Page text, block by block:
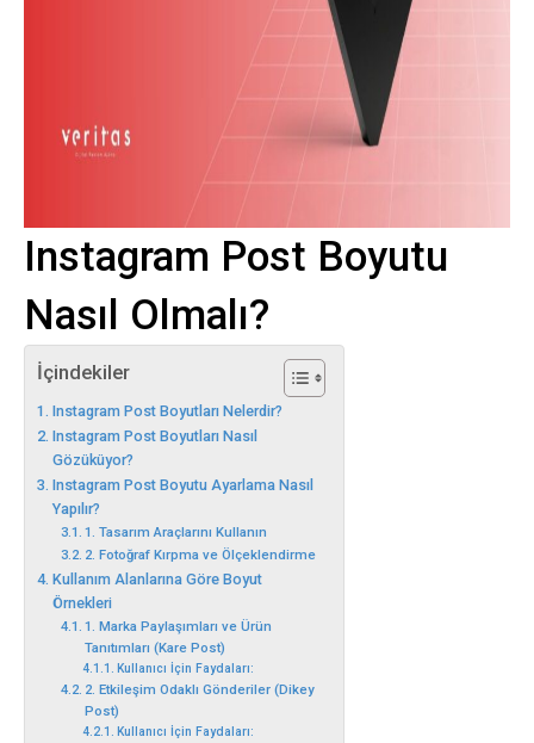
Instagram Post Boyutu
Nasıl Olmalı?
İçindekiler
Instagram Post Boyutları Nelerdir?
Instagram Post Boyutları Nasıl
Gözüküyor?
Instagram Post Boyutu Ayarlama Nasıl
Yapılır?
1. Tasarım Araçlarını Kullanın
2. Fotoğraf Kırpma ve Ölçeklendirme
Kullanım Alanlarına Göre Boyut
Örnekleri
1. Marka Paylaşımları ve Ürün
Tanıtımları (Kare Post)
Kullanıcı İçin Faydaları:
2. Etkileşim Odaklı Gönderiler (Dikey
Post)
Kullanıcı İçin Faydaları: